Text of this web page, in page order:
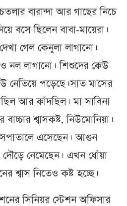
বারান্দা আর গাছের নিচে
বসে ছিলেন বাবা-মায়েরা।
গেল কেনুলা লাগানো।
নল লাগানো। শিশুদের কেউ
নেতিয়ে পড়েছে।সাত মাসের
আর কাঁদছিল। মা সাবিনা
শ্বাসকষ্ট, নিউমোনিয়া।
এসেছেন। আগুন
নেমেছেন। এখন ধোঁয়া
শ্বাস নিতেও কষ্ট হচ্ছে।
সিনিয়র স্টেশন অফিসার